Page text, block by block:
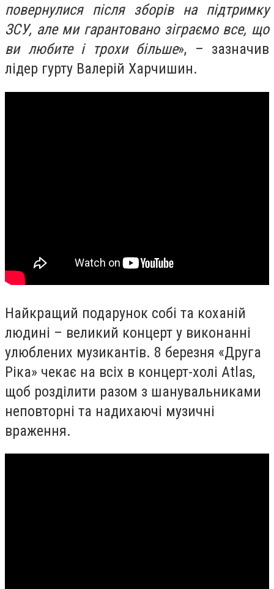
повернулися після зборів на підтримку
ЗСУ, але ми гарантовано зіграємо все, що
ви любите і трохи більше», – зазначив
лідер гурту Валерій Харчишин.
Найкращий подарунок собі та коханій
людині – великий концерт у виконанні
улюблених музикантів. 8 березня «Друга
Ріка» чекає на всіх в концерт-холі Atlas,
щоб розділити разом з шанувальниками
неповторні та надихаючі музичні
враження.